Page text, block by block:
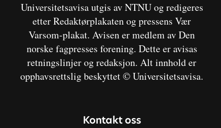
Universitetsavisa utgis av NTNU og redigeres
etter Redaktørplakaten og pressens Vær
Varsom-plakat. Avisen er medlem av Den
norske fagpresses forening. Dette er avisas
retningslinjer og redaksjon. Alt innhold er
opphavsrettslig beskyttet © Universitetsavisa.
Kontakt oss